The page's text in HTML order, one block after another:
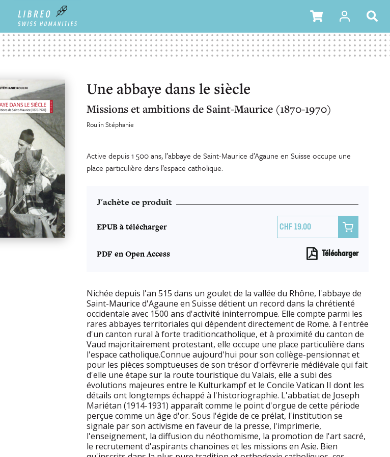
Une abbaye dans le siècle
Missions et ambitions de Saint-Maurice (1870-1970)
Roulin Stéphanie
Active depuis 1 500 ans, l’abbaye de Saint-Maurice d’Agaune en Suisse occupe une
place particulière dans l’espace catholique.
J'achète ce produit
EPUB à télécharger 19.00 
PDF en Open Access Télécharger
Nichée depuis l'an 515 dans un goulet de la vallée du Rhône, l'abbaye de
Saint-Maurice d'Agaune en Suisse détient un record dans la chrétienté
occidentale avec 1500 ans d'activité ininterrompue. Elle compte parmi les
rares abbayes territoriales qui dépendent directement de Rome. à l'entrée
d'un canton rural à forte traditioncatholique, et à proximité du canton de
Vaud majoritairement protestant, elle occupe une place particulière dans
l'espace catholique.Connue aujourd'hui pour son collège-pensionnat et
pour les pièces somptueuses de son trésor d'orfèvrerie médiévale qui fait
d'elle une étape sur la route touristique du Valais, elle a subi des
évolutions majeures entre le Kulturkampf et le Concile Vatican II dont les
détails ont longtemps échappé à l'historiographie. L'abbatiat de Joseph
Mariétan (1914-1931) apparaît comme le point d'orgue de cette période
perçue comme un âge d'or. Sous l'égide de ce prélat, l'institution se
signale par son activisme en faveur de la presse, l'imprimerie,
l'enseignement, la diffusion du néothomisme, la promotion de l'art sacré,
le recrutement d'aspirants chanoines et les missions en Asie. Bien